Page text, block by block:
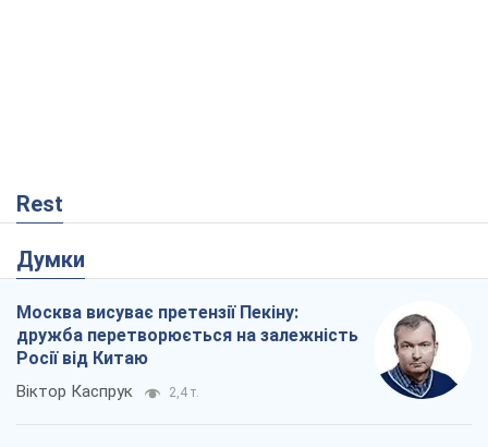
Rest
Думки
Москва висуває претензії Пекіну:
дружба перетворюється на залежність
Росії від Китаю
Віктор Каспрук 2,4 т.